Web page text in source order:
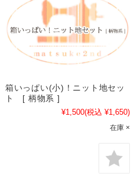
箱いっぱい(小)！ニット地セッ
ト [ 柄物系 ]
¥1,500(税込 ¥1,650)
在庫 ×